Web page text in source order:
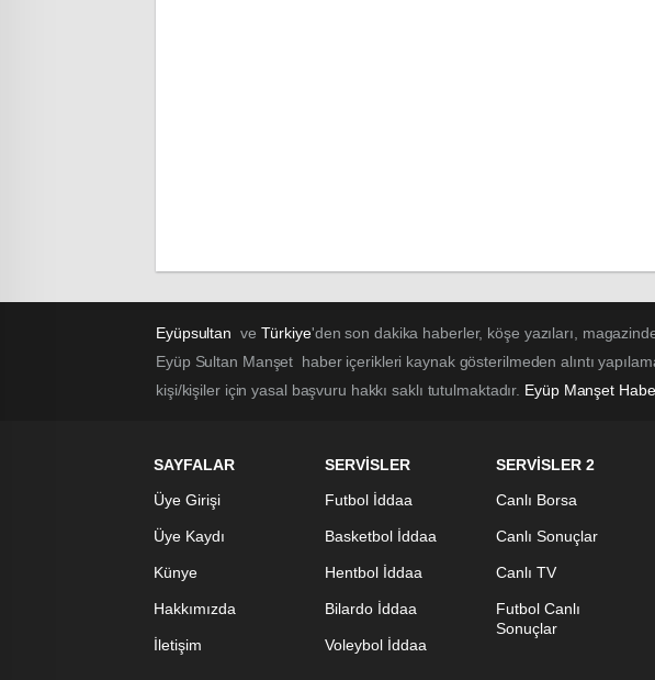
Eyüpsultan ve Türkiye'den son dakika haberler, köşe yazıları,
Eyüp Sultan Manşet haber içerikleri kaynak gösterilmeden alıntı
kişi/kişiler için yasal başvuru hakkı saklı tutulmaktadır. Eyüp Manşet
SAYFALAR
Üye Girişi
Üye Kaydı
Künye
Hakkımızda
İletişim
SERVİSLER
Futbol İddaa
Basketbol İddaa
Hentbol İddaa
Bilardo İddaa
Voleybol İddaa
SERVİSLER 2
Canlı Borsa
Canlı Sonuçlar
Canlı TV
Futbol Canlı
Sonuçlar